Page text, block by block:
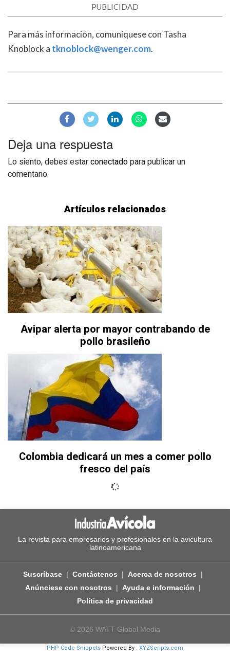
PUBLICIDAD
Para más información, comuníquese con Tasha
Knoblock a tknoblock@wenger.com.
Deja una respuesta
Lo siento, debes estarconectadopara publicar un
comentario.
Artículos relacionados
Avipar alerta por mayor contrabando de
pollo brasileño
Colombia dedicará un mes a comer pollo
fresco del país
La revista para empresarios y profesionales en la avicultura
latinoamericana
Suscríbase Contáctenos
Acerca de nosotros
Anúnciese con nosotros
Ayuda e información
Política de privacidad
© 2026 WATT Global Media
PHP Code Snippets Powered By : XYZScripts.com